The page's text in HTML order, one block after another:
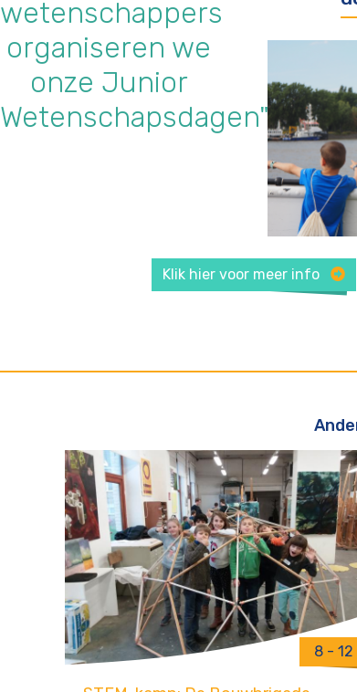
wetenschappers
organiseren we
onze Junior
Wetenschapsdagen"
Klik hier voor meer info
8 -